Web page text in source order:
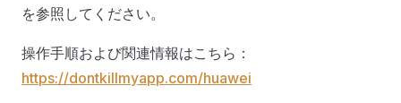
を参照してください。
操作手順および関連情報はこちら：
https://dontkillmyapp.com/huawei